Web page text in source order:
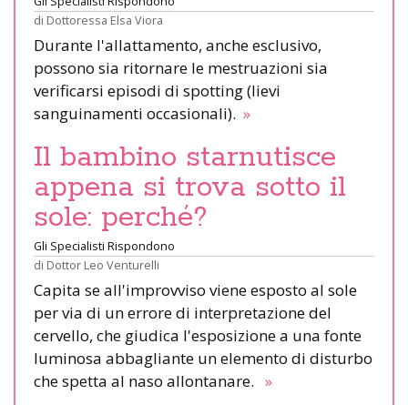
di Dottoressa Elsa Viora
Durante l'allattamento, anche esclusivo,
possono sia ritornare le mestruazioni sia
verificarsi episodi di spotting (lievi
sanguinamenti occasionali). »
Il bambino starnutisce
appena si trova sotto il
sole: perché?
Gli Specialisti Rispondono
di Dottor Leo Venturelli
Capita se all'improvviso viene esposto al sole
per via di un errore di interpretazione del
cervello, che giudica l'esposizione a una fonte
luminosa abbagliante un elemento di disturbo
che spetta al naso allontanare. »